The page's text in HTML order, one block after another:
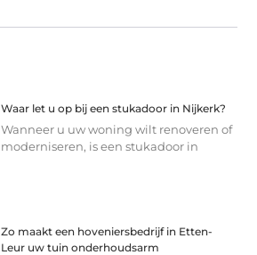
Waar let u op bij een stukadoor in Nijkerk?
Wanneer u uw woning wilt renoveren of
moderniseren, is een stukadoor in
Zo maakt een hoveniersbedrijf in Etten-
Leur uw tuin onderhoudsarm